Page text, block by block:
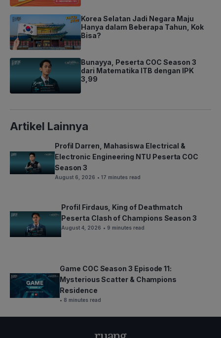
Korea Selatan Jadi Negara Maju
Hanya dalam Beberapa Tahun, Kok
Bisa?
Bunayya, Peserta COC Season 3
dari Matematika ITB dengan IPK
3,99
Artikel Lainnya
Profil Darren, Mahasiswa Electrical &
Electronic Engineering NTU Peserta COC
Season 3
August 6, 2026 • 17 minutes read
Profil Firdaus, King of Deathmatch
Peserta Clash of Champions Season 3
August 4, 2026 • 9 minutes read
Game COC Season 3 Episode 11:
Mysterious Scatter & Champions
Residence
• 8 minutes read